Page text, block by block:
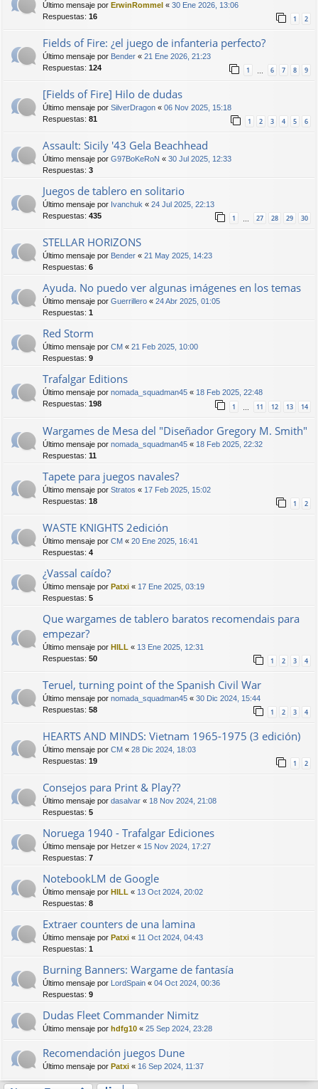
Último mensaje por ErwinRommel « 30 Ene 2026, 13:06
Respuestas: 16 1 2
Fields of Fire: ¿el juego de infanteria perfecto?
Último mensaje por Bender « 21 Ene 2026, 21:23
Respuestas: 124 1 … 6 7 8 9
[Fields of Fire] Hilo de dudas
Último mensaje por SilverDragon « 06 Nov 2025, 15:18
Respuestas: 81 1 2 3 4 5 6
Assault: Sicily '43 Gela Beachhead
Último mensaje por G97BoKeRoN « 30 Jul 2025, 12:33
Respuestas: 3
Juegos de tablero en solitario
Último mensaje por Ivanchuk « 24 Jul 2025, 22:13
Respuestas: 435 1 … 27 28 29 30
STELLAR HORIZONS
Último mensaje por Bender « 21 May 2025, 14:23
Respuestas: 6
Ayuda. No puedo ver algunas imágenes en los temas
Último mensaje por Guerrillero « 24 Abr 2025, 01:05
Respuestas: 1
Red Storm
Último mensaje por CM « 21 Feb 2025, 10:00
Respuestas: 9
Trafalgar Editions
Último mensaje por nomada_squadman45 « 18 Feb 2025, 22:48
Respuestas: 198 1 11 12 13 14
Wargames de Mesa del "Diseñador Gregory M. Smith"
Último mensaje por nomada_squadman45 « 18 Feb 2025, 22:32
Respuestas: 11
Tapete para juegos navales?
Último mensaje por Stratos « 17 Feb 2025, 15:02
Respuestas: 18 1 2
WASTE KNIGHTS 2edición
Último mensaje por CM « 20 Ene 2025, 16:41
Respuestas: 4
¿Vassal caído?
Último mensaje por Patxi « 17 Ene 2025, 03:19
Respuestas: 5
Que wargames de tablero baratos recomendais para
empezar?
Último mensaje por HILL « 13 Ene 2025, 12:31
Respuestas: 50 1 2 3 4
Teruel, turning point of the Spanish Civil War
Último mensaje por nomada_squadman45 « 30 Dic 2024, 15:44
Respuestas: 58 1 2 3 4
HEARTS AND MINDS: Vietnam 1965-1975 (3 edición)
Último mensaje por CM « 28 Dic 2024, 18:03
Respuestas: 19 1 2
Consejos para Print & Play??
Último mensaje por dasalvar « 18 Nov 2024, 21:08
Respuestas: 5
Noruega 1940 - Trafalgar Ediciones
Último mensaje por Hetzer « 15 Nov 2024, 17:27
Respuestas: 7
NotebookLM de Google
Último mensaje por HILL « 13 Oct 2024, 20:02
Respuestas: 8
Extraer counters de una lamina
Último mensaje por Patxi « 11 Oct 2024, 04:43
Respuestas: 1
Burning Banners: Wargame de fantasía
Último mensaje por LordSpain « 04 Oct 2024, 00:36
Respuestas: 9
Dudas Fleet Commander Nimitz
Último mensaje por hdfg10 « 25 Sep 2024, 23:28
Recomendación juegos Dune
Último mensaje por Patxi « 16 Sep 2024, 11:37